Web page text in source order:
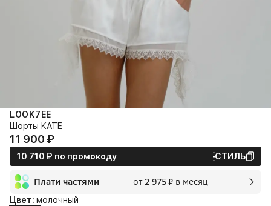
LOOK7EE
Шорты KATE
11 900⁠ ⁠₽
10 710⁠ ⁠₽ по промокоду СТИЛЬ
Плати частями от 2 975⁠ ⁠₽ в месяц
2 мес.
Цвет: молочный